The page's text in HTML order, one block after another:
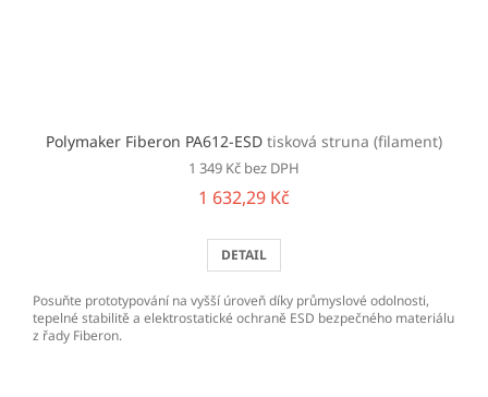
Polymaker Fiberon PA612-ESD tisková struna (filament)
1 349 Kč bez DPH
1 632,29 Kč
DETAIL
Posuňte prototypování na vyšší úroveň díky průmyslové odolnosti,
tepelné stabilitě a elektrostatické ochraně ESD bezpečného materiálu
z řady Fiberon.